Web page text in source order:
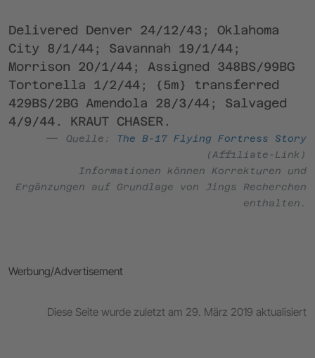
Delivered Denver 24/12/43; Oklahoma
City 8/1/44; Savannah 19/1/44;
Morrison 20/1/44; Assigned 348BS/99BG
Tortorella 1/2/44; {5m} transferred
429BS/2BG Amendola 28/3/44; Salvaged
4/9/44. KRAUT CHASER.
Quelle:
The B-17 Flying Fortress Story
(Affiliate-Link)
Informationen können Korrekturen und
Ergänzungen auf Grundlage von Jings Recherchen
enthalten.
Werbung/Advertisement
Diese Seite wurde zuletzt am 29. März 2019 aktualisiert